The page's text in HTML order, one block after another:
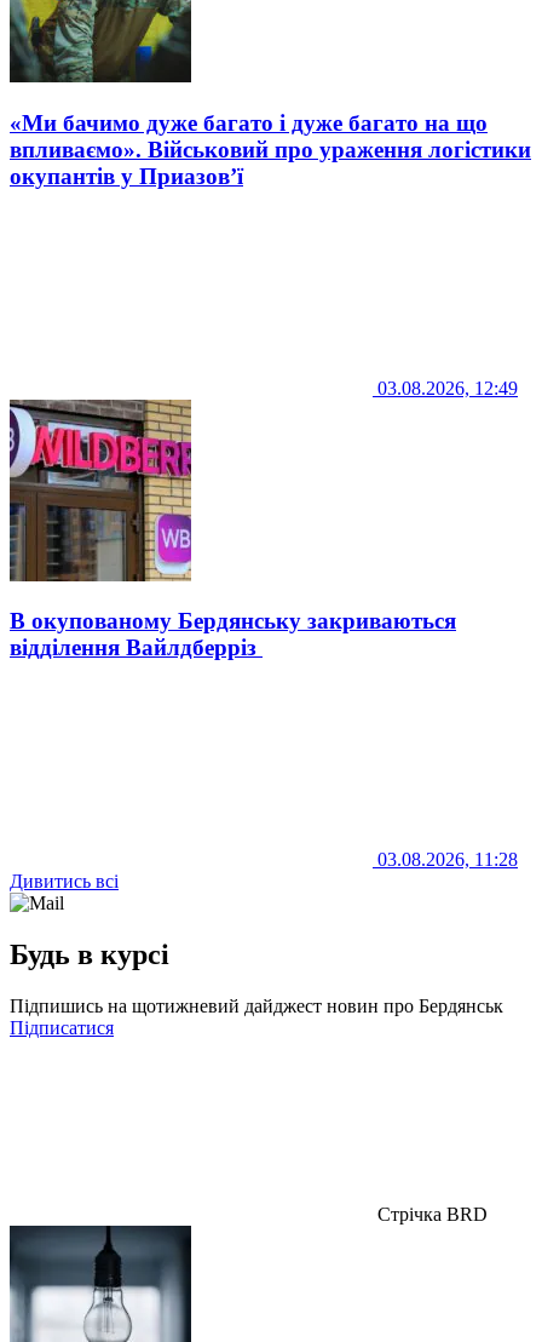
«Ми бачимо дуже багато і дуже багато на що
впливаємо». Військовий про ураження логістики
окупантів у Приазов’ї
03.08.2026, 12:49
В окупованому Бердянську закриваються
відділення Вайлдберріз
03.08.2026, 11:28
Дивитись всі
Будь в курсі
Підпишись на щотижневий дайджест новин про Бердянськ
Підписатися
Стрічка BRD